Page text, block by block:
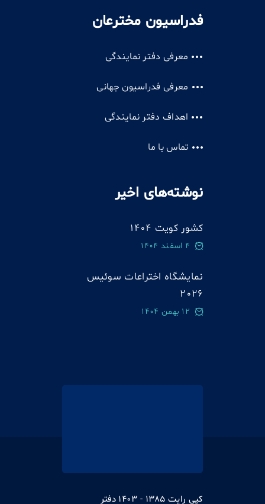
فدراسیون مخترعان
معرفی دفتر نمایندگی
معرفی فدراسیون جهانی
اهداف دفتر نمایندگی
تماس با ما
نوشته‌های اخیر
کشور کویت 1404
4 اسفند 1404
نمایشگاه اختراعات سوئيس
2026
12 بهمن 1404
کپی رایت 1385 - 1403 دفتر